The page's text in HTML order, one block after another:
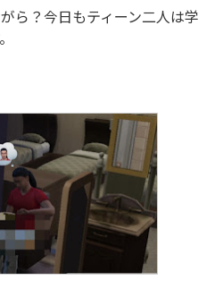
ら？今日もティーン二人は学